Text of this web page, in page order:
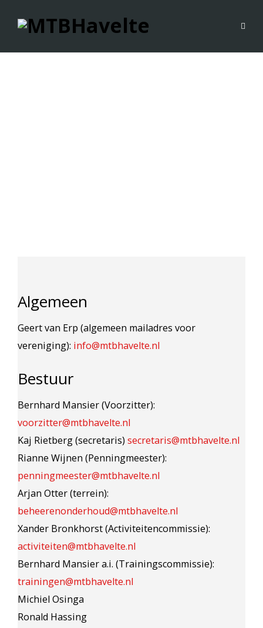
Algemeen
Geert van Erp (algemeen mailadres voor
vereniging): info@mtbhavelte.nl
Bestuur
Bernhard Mansier (Voorzitter):
voorzitter@mtbhavelte.nl
Kaj Rietberg (secretaris) secretaris@mtbhavelte.nl
Rianne Wijnen (Penningmeester):
penningmeester@mtbhavelte.nl
Arjan Otter (terrein):
beheerenonderhoud@mtbhavelte.nl
Xander Bronkhorst (Activiteitencommissie):
activiteiten@mtbhavelte.nl
Bernhard Mansier a.i. (Trainingscommissie):
trainingen@mtbhavelte.nl
Michiel Osinga
Ronald Hassing